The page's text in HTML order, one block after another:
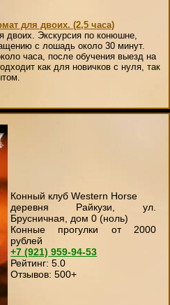
для двоих. (2,5 часа)
двоих. Экскурсия по конюшне,
с лошадь около 30 минут.
часа, после обучения выезд на
как для новичков с нуля, так
Конный клуб Western Horse
деревня Райкузи, ул.
Брусничная, дом 0 (ноль)
Конные прогулки от 2000
рублей
+7 (921) 959-94-53
Рейтинг:5 .0
Отзывов:500+